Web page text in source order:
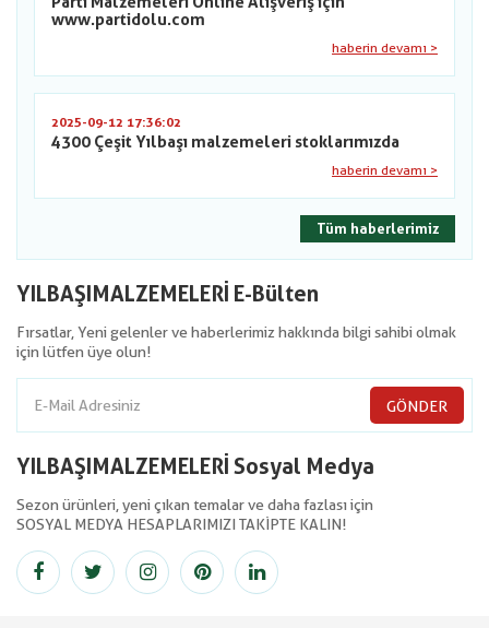
www.partidolu.com
haberin devamı >
2025-09-12 17:36:02
4300 Çeşit Yılbaşı malzemeleri stoklarımızda
haberin devamı >
Tüm haberlerimiz
YILBAŞIMALZEMELERİ E-Bülten
Fırsatlar, Yeni gelenler ve haberlerimiz hakkında bilgi sahibi olmak
için lütfen üye olun!
GÖNDER
YILBAŞIMALZEMELERİ Sosyal Medya
Sezon ürünleri, yeni çıkan temalar ve daha fazlası için
SOSYAL MEDYA HESAPLARIMIZI TAKİPTE KALIN!